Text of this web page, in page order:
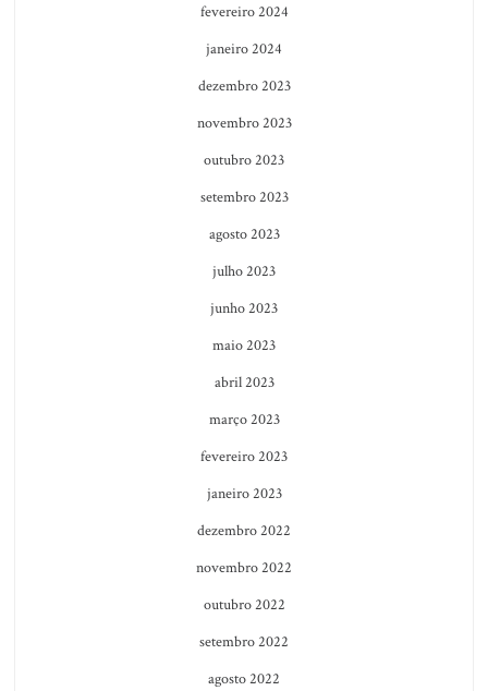
fevereiro 2024
janeiro 2024
dezembro 2023
novembro 2023
outubro 2023
setembro 2023
agosto 2023
julho 2023
junho 2023
maio 2023
abril 2023
março 2023
fevereiro 2023
janeiro 2023
dezembro 2022
novembro 2022
outubro 2022
setembro 2022
agosto 2022